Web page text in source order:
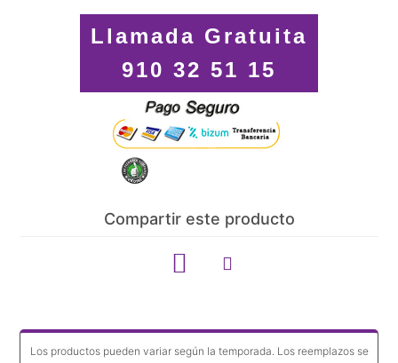
Llamada Gratuita
910 32 51 15
Compartir este producto
Los productos pueden variar según la temporada. Los reemplazos se